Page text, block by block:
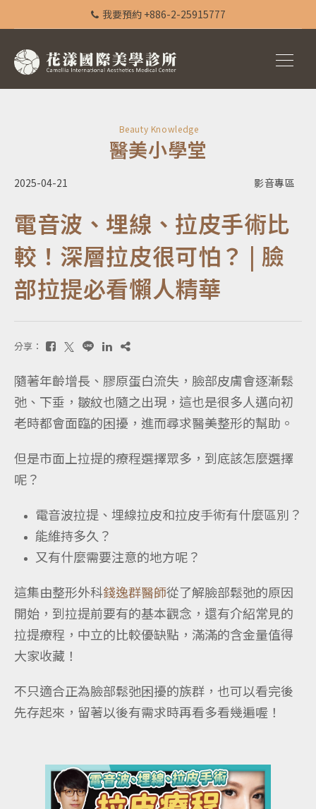
我要預約 +886-2-25915777
Beauty Knowledge
醫美小學堂
2025-04-21 影音專區
電音波、埋線、拉皮手術比
較！深層拉皮很可怕？ | 臉
部拉提必看懶人精華
分享：
隨著年齡增長、膠原蛋白流失，臉部皮膚會逐漸鬆
弛、下垂，皺紋也隨之出現，這也是很多人邁向初
老時都會面臨的困擾，進而尋求醫美整形的幫助。
但是市面上拉提的療程選擇眾多，到底該怎麼選擇
呢？
電音波拉提、埋線拉皮和拉皮手術有什麼區別？
能維持多久？
又有什麼需要注意的地方呢？
這集由整形外科錢逸群醫師從了解臉部鬆弛的原因
開始，到拉提前要有的基本觀念，還有介紹常見的
拉提療程，中立的比較優缺點，滿滿的含金量值得
大家收藏！
不只適合正為臉部鬆弛困擾的族群，也可以看完後
先存起來，留著以後有需求時再看多看幾遍喔！